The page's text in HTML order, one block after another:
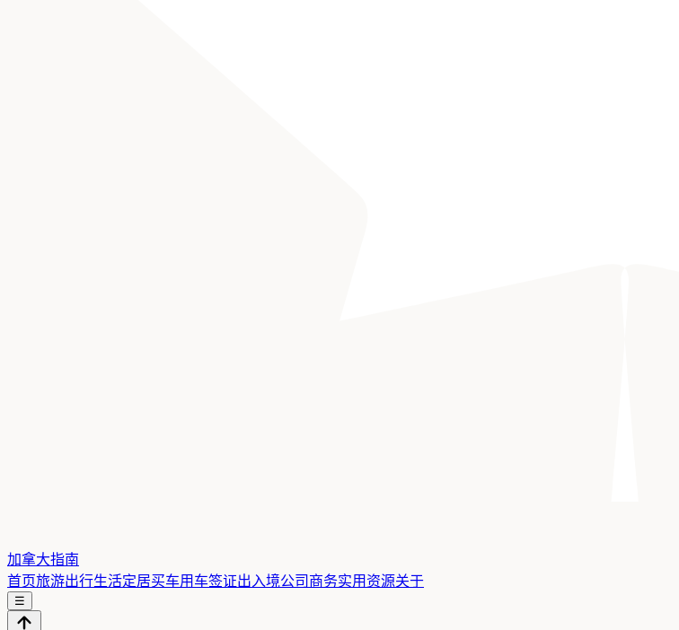
加拿大指南
首页旅游出行生活定居买车用车签证出入境公司商务实用资源关于
☰